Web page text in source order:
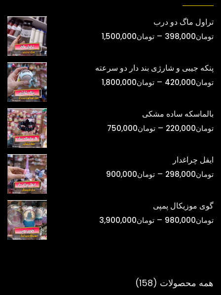
تراول ماگ دو درب
تومان398,000
– تومان1,500,000محدوده
پنکه جیبی و شارژی بند دار دو سرعته
تومان420,000
– تومان1,800,000محدوده
تومان420,000
بالماسکه ساده مشکی
تومان220,000
– تومان750,000
تومان750,000
ایفل چراغدار
تومان298,000
– تومان900,000
تومان900,000
گوی موزیکال پمپی
تومان980,000
– تومان3,900,000
همه محصولات
158
158